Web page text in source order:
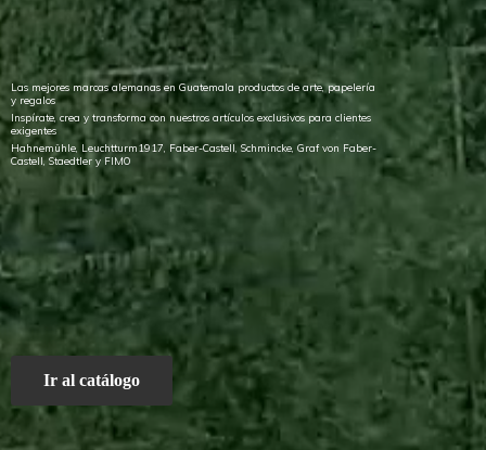
Las mejores marcas alemanas en Guatemala productos de arte, papelería
y regalos
Inspírate, crea y transforma con nuestros artículos exclusivos para clientes
exigentes
Hahnemühle, Leuchtturm1917, Faber-Castell, Schmincke, Graf von Faber-
Castell, Staedtler y FIMO
Ir al catálogo